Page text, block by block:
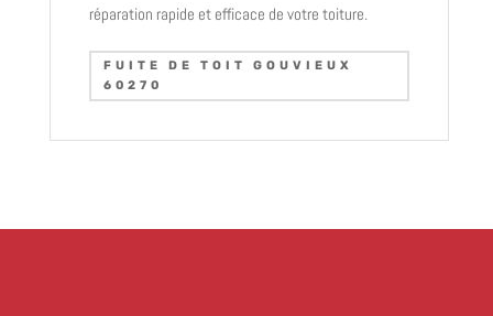
réparation rapide et efficace de votre toiture.
FUITE DE TOIT GOUVIEUX
60270